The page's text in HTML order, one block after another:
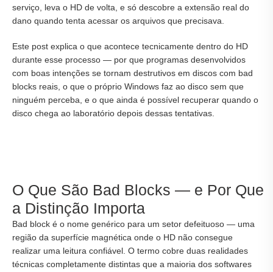
serviço, leva o HD de volta, e só descobre a extensão real do
dano quando tenta acessar os arquivos que precisava.
Este post explica o que acontece tecnicamente dentro do HD
durante esse processo — por que programas desenvolvidos
com boas intenções se tornam destrutivos em discos com bad
blocks reais, o que o próprio Windows faz ao disco sem que
ninguém perceba, e o que ainda é possível recuperar quando o
disco chega ao laboratório depois dessas tentativas.
O Que São Bad Blocks — e Por Que
a Distinção Importa
Bad block é o nome genérico para um setor defeituoso — uma
região da superfície magnética onde o HD não consegue
realizar uma leitura confiável. O termo cobre duas realidades
técnicas completamente distintas que a maioria dos softwares